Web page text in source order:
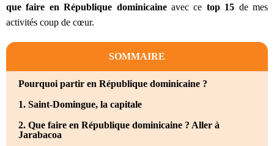
que faire en République dominicaineavec ce top 15 de mes
activités coup de cœur.
SOMMAIRE
Pourquoi partir en République dominicaine ?
1. Saint-Domingue, la capitale
2. Que faire en République dominicaine ? Aller à
Jarabacoa